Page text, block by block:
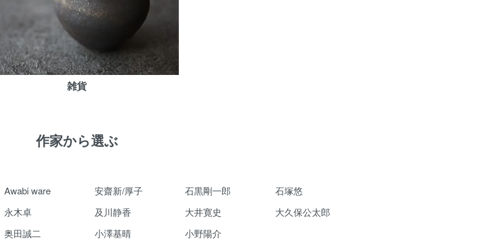
雑貨
作家から選ぶ
Awabi ware 安齋新/厚子 石黒剛一郎
石塚悠
永木卓 及川静香 大井寛史
大久保公太郎
奥田誠二 小澤基晴 小野陽介